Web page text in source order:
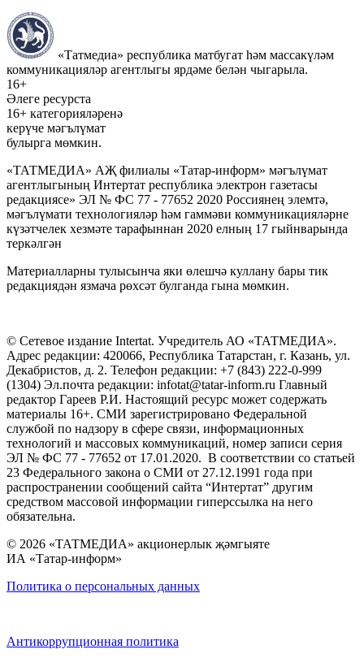
«Татмедиа» республика матбугат һәм массакүләм
коммуникацияләр агентлыгы ярдәме белән чыгарыла.
16+
Әлеге ресурста
16+ категорияләренә
керүче мәгълүмат
булырга мөмкин.
«ТАТМЕДИА» АҖ филиалы «Татар-информ» мәгълүмат
агентлыгының Интертат республика электрон газетасы
редакциясе» ЭЛ № ФС 77 - 77652 2020 Россиянең элемтә,
мәгълүмати технологияләр һәм гаммәви коммуникацияләрне
күзәтчелек хезмәте тарафыннан 2020 елның 17 гыйнварында
теркәлгән
Материалларны тулысынча яки өлешчә куллану бары тик
редакциядән язмача рөхсәт булганда гына мөмкин.
© Сетевое издание Intertat. Учредитель АО «ТАТМЕДИА».
Адрес редакции: 420066, Республика Татарстан, г. Казань, ул.
Декабристов, д. 2. Телефон редакции: +7 (843) 222-0-999
(1304) Эл.почта редакции: infotat@tatar-inform.ru Главный
редактор Гареев Р.И. Настоящий ресурс может содержать
материалы 16+. СМИ зарегистрировано Федеральной
службой по надзору в сфере связи, информационных
технологий и массовых коммуникаций, номер записи серия
ЭЛ № ФС 77 - 77652 от 17.01.2020. В соответствии со статьей
23 Федерального закона о СМИ от 27.12.1991 года при
распространении сообщений сайта “Интертат” другим
средством массовой информации гиперссылка на него
обязательна.
© 2026 «ТАТМЕДИА» акционерлык җәмгыяте
ИА «Татар-информ»
Политика о персональных данных
Антикоррупционная политика